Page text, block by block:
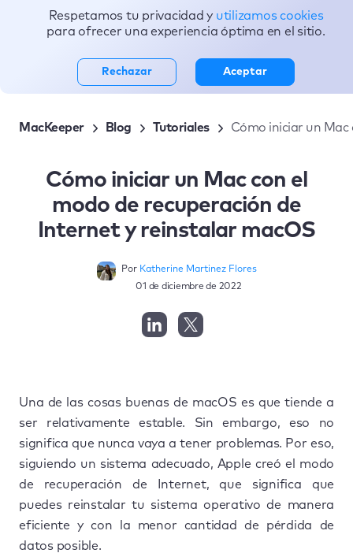
Tópicos
MacKeeper Blog Tutoriales Cómo iniciar un
Cómo iniciar un Mac con el
modo de recuperación de
Internet y reinstalar macOS
Por Katherine Martinez Flores
01 de diciembre de 2022
Una de las cosas buenas de macOS es que tiende a
ser relativamente estable. Sin embargo, eso no
significa que nunca vaya a tener problemas. Por eso,
siguiendo un sistema adecuado, Apple creó el modo
de recuperación de Internet, que significa que
puedes reinstalar tu sistema operativo de manera
eficiente y con la menor cantidad de pérdida de
datos posible.
Respetamos tu privacidad y utilizamos cookies
para ofrecer una experiencia óptima en el sitio.
Rechazar Aceptar